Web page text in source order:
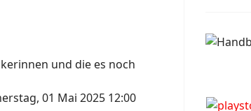
und die es noch
01 Mai 2025 12:00